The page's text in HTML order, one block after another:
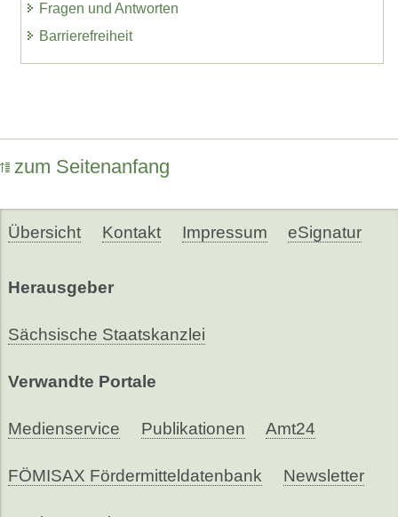
Fragen und Antworten
Barrierefreiheit
zum Seitenanfang
Übersicht Kontakt Impressum eSignatur
Herausgeber
Sächsische Staatskanzlei
Verwandte Portale
Medienservice Publikationen Amt24
FÖMISAX Fördermitteldatenbank Newsletter